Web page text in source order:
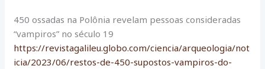
450 ossadas na Polônia revelam pessoas consideradas
“vampiros” no século 19
https://revistagalileu.globo.com/ciencia/arqueologia/not
icia/2023/06/restos-de-450-supostos-vampiros-do-